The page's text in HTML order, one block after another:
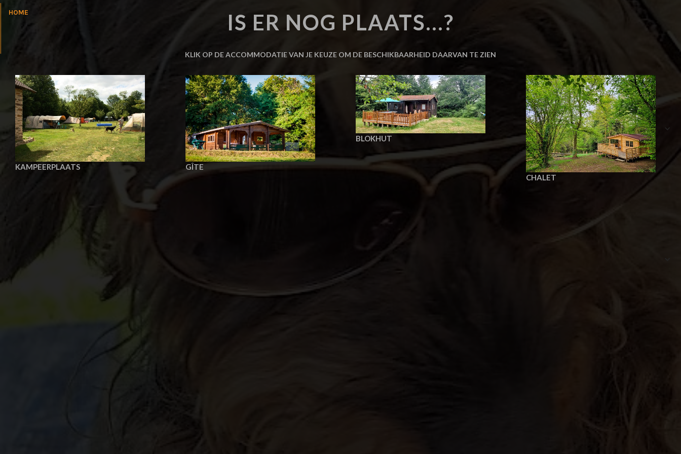
IS ER NOG PLAATS...?
KLIK OP DE ACCOMMODATIE VAN JE KEUZE OM DE BESCHIKBAARHEID DAARVAN TE ZIEN
KAMPEERPLAATS GÎTE
BLOKHUT
CHALET
HOME